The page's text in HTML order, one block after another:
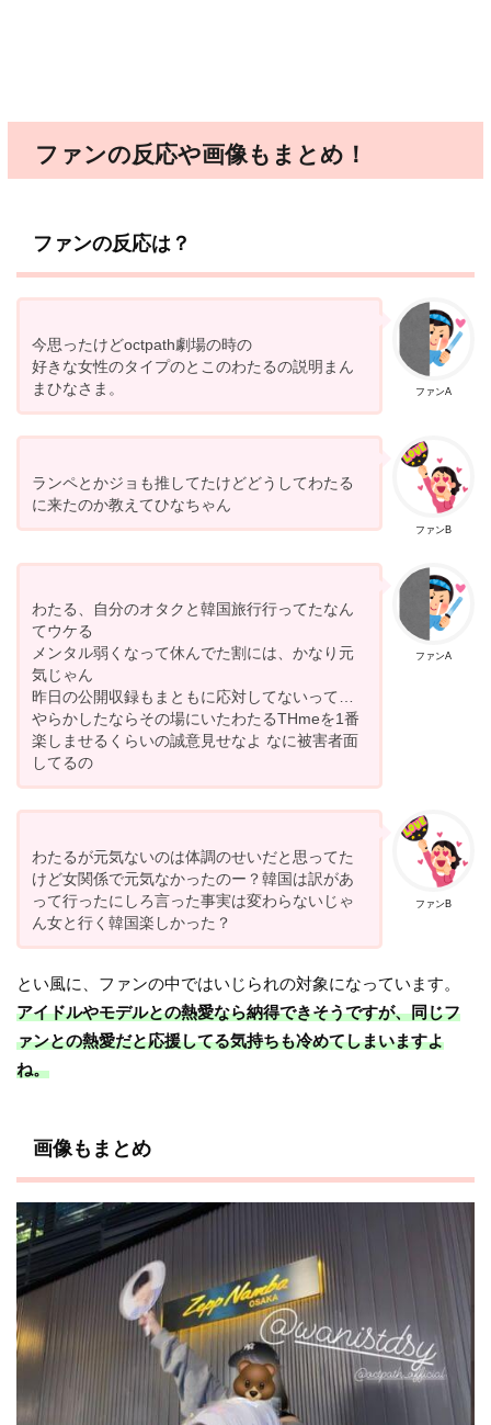
ファンの反応や画像もまとめ！
ファンの反応は？
ファンA
今思ったけどoctpath劇場の時の
好きな女性のタイプのとこのわたるの説明まん
まひなさま。
ファンB
ランペとかジョも推してたけどどうしてわたる
に来たのか教えてひなちゃん
ファンA
わたる、自分のオタクと韓国旅行行ってたなん
てウケる
メンタル弱くなって休んでた割には、かなり元
気じゃん
昨日の公開収録もまともに応対してないって…
やらかしたならその場にいたわたるTHmeを1番
楽しませるくらいの誠意見せなよ なに被害者面
してるの
ファンB
わたるが元気ないのは体調のせいだと思ってた
けど女関係で元気なかったのー？韓国は訳があ
って行ったにしろ言った事実は変わらないじゃ
ん女と行く韓国楽しかった？
とい風に、ファンの中ではいじられの対象になっています。
アイドルやモデルとの熱愛なら納得できそうですが、同じフ
ァンとの熱愛だと応援してる気持ちも冷めてしまいますよ
ね。
画像もまとめ